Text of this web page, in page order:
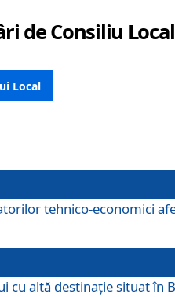
de Consiliu
Local
tehnico-economici
cu altă destinaţie situat